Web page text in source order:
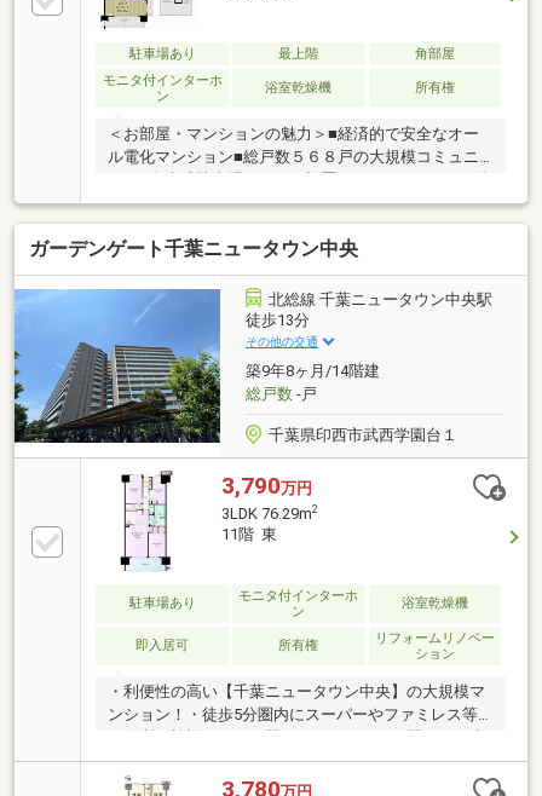
駐車場あり 最上階
角部屋
モニタ付インターホ
ン
浴室乾燥機 所有権
＜お部屋・マンションの魅力＞■経済的で安全なオー
ル電化マンション■総戸数５６８戸の大規模コミュニ
き■２４時間ゴミ出し可能■１６２０サイズのユニット
バス・換気もしやすい窓付き■家事の心配がない「IH
クッキングヒーター」■生ごみの処理も楽な「ディス
ポーザー」■不在時に便利な「宅配ロッカー」■戸建て
感覚で使える「玄関ポーチ」あり■各住戸１区画サイ
クルポート使用可（使用料無償）■キッズルームやゲ
ストルームなど充実の共用施設■ホテルライクな車寄
せスペースあり■洗面室CF貼替済み（2026年8月上旬）
ガーデンゲート千葉ニュータウン中央
北総線 千葉ニュータウン中央駅
徒歩13分
その他の交通
築9年8ヶ月/14階建
総戸数-戸
千葉県印西市武西学園台１
3,790万円
3LDK 76.29m2
11階 東
駐車場あり
モニタ付インターホ
ン
浴室乾燥機
即入居可 所有権
リフォームリノベー
ション
・利便性の高い【千葉ニュータウン中央】の大規模マ
ンション！・徒歩5分圏内にスーパーやファミレス等
道完備の為安心です！・本日見学可能です！
3,780万円